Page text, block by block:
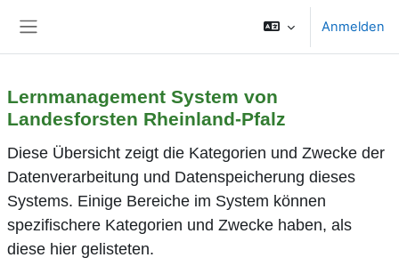
Anmelden
Lernmanagement System von
Landesforsten Rheinland-Pfalz
Diese Übersicht zeigt die Kategorien und Zwecke der
Datenverarbeitung und Datenspeicherung dieses
Systems. Einige Bereiche im System können
spezifischere Kategorien und Zwecke haben, als
diese hier gelisteten.